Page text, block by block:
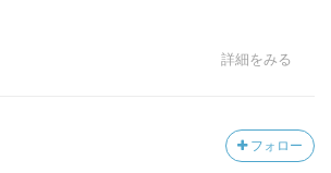
詳細をみる
フォロー